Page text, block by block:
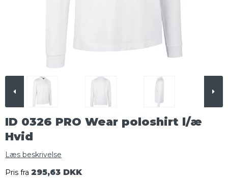
ID 0326 PRO Wear poloshirt l/æ
Hvid
Læs beskrivelse
Pris fra 295,63 DKK